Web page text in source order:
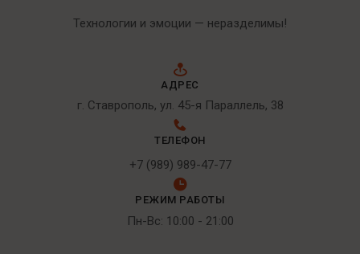
Технологии и эмоции — неразделимы!
АДРЕС
г. Ставрополь, ул. 45-я Параллель, 38
ТЕЛЕФОН
+7 (989) 989-47-77
РЕЖИМ РАБОТЫ
Пн-Вс: 10:00 - 21:00